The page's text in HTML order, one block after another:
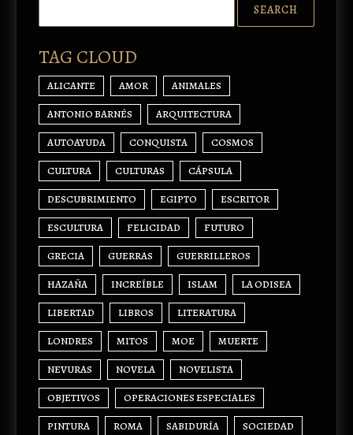
TAG CLOUD
ALICANTE AMOR ANIMALES
ANTONIO BARNÉS ARQUITECTURA
AUTOAYUDA CONQUISTA COSMOS
CULTURA CULTURAS CÁPSULA
DESCUBRIMIENTO EGIPTO ESCRITOR
ESCULTURA FELICIDAD FUTURO
GRECIA GUERRAS GUERRILLEROS
HAZAÑA INCREÍBLE ISLAM LA ODISEA
LIBERTAD LIBROS LITERATURA
LONDRES MITOS MOE MUERTE
NEVURAS NOVELA NOVELISTA
OBJETIVOS OPERACIONES ESPECIALES
PINTURA ROMA SABIDURÍA SOCIEDAD